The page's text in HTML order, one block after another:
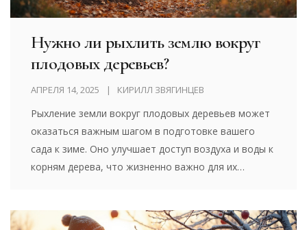
Нужно ли рыхлить землю вокруг
плодовых деревьев?
АПРЕЛЯ 14, 2025 КИРИЛЛ ЗВЯГИНЦЕВ
Рыхление земли вокруг плодовых деревьев может
оказаться важным шагом в подготовке вашего
сада к зиме. Оно улучшает доступ воздуха и воды к
корням дерева, что жизненно важно для их
обледенения и улучшает дренаж почвы. В статье